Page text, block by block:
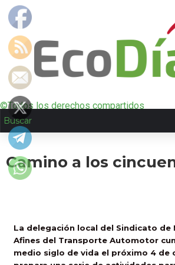
©Todos los derechos compartidos
Camino a los
La delegación local del Sindicato de
Afines del Transporte Automotor
medio siglo de vida el próximo 4 de